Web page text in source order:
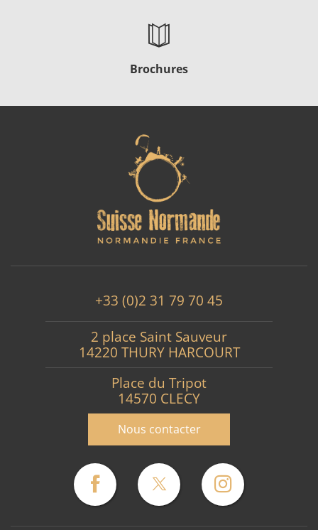
Brochures
+33 (0)2 31 79 70 45
2 place Saint Sauveur
14220 THURY HARCOURT
Place du Tripot
14570 CLECY
Nous contacter